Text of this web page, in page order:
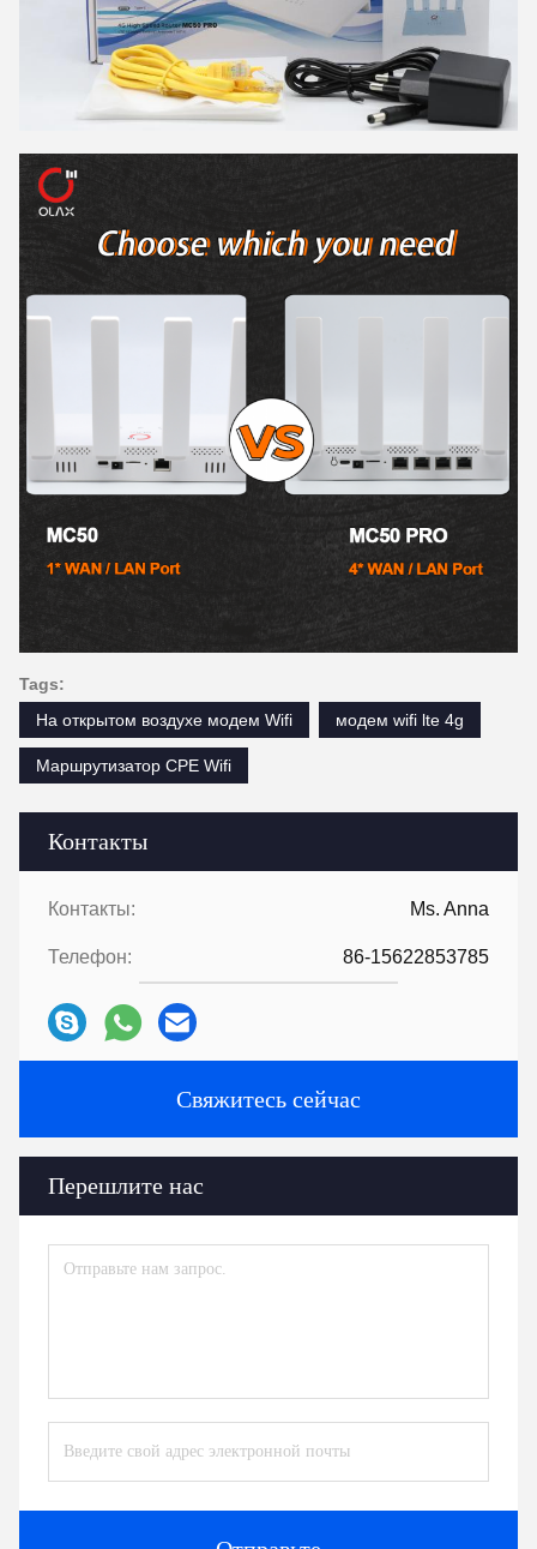
Контакты
Контакты: Ms. Anna
Телефон: 86-15622853785
Свяжитесь сейчас
Перешлите нас
Tags:
На открытом воздухе модем Wifi
модем wifi lte 4g
Маршрутизатор CPE Wifi